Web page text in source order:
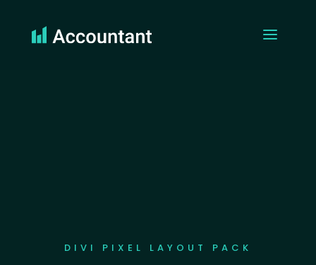
DIVI PIXEL LAYOUT PACK